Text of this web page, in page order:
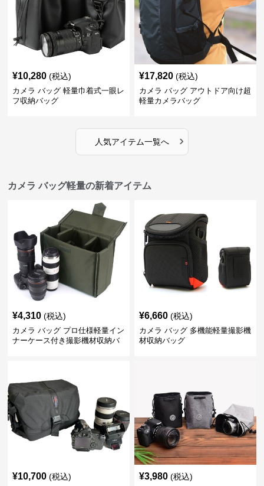
¥10,280 (税込)
カメラ バッグ 軽量巾着式一眼レ
フ収納バッグ
¥17,820 (税込)
カメラ バッグ アウトドア向け超
軽量カメラバッグ
人気アイテム一覧へ ›
カメラ バッグ軽量の新着アイテム
¥4,310 (税込)
カメラ バッグ プロ仕様軽量イン
ナーケース付き撮影機材収納バ
¥6,660 (税込)
カメラ バッグ 多機能軽量撮影機
材収納バッグ
¥10,700 (税込) ¥3,980 (税込)